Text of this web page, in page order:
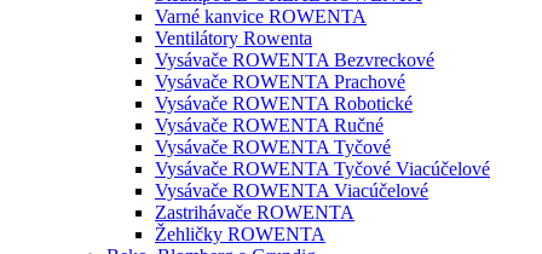
Varné kanvice ROWENTA
Ventilátory Rowenta
Vysávače ROWENTA Bezvreckové
Vysávače ROWENTA Prachové
Vysávače ROWENTA Robotické
Vysávače ROWENTA Ručné
Vysávače ROWENTA Tyčové
Vysávače ROWENTA Tyčové Viacúčelové
Vysávače ROWENTA Viacúčelové
Zastrihávače ROWENTA
Žehličky ROWENTA